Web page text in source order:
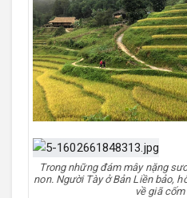
Trong những đám mây nặng
non. Người Tày ở Bản Liền bảo,
về giã